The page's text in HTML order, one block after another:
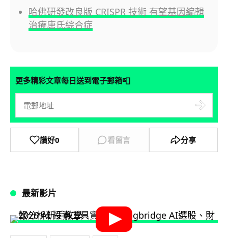
哈佛研發改良版 CRISPR 技術 有望基因編輯
治療唐氏綜合症
更多精彩文章每日送到電子郵箱📮
讚好0 看留言 分享
最新影片